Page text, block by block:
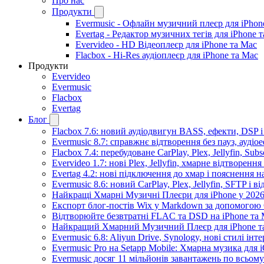
Продукти
Evermusic - Офлайн музичний плеєр для
Evertag - Редактор музичних тегів для iPhone
Evervideo - HD Відеоплеєр для iPhone та Mac
Flacbox - Hi-Res аудіоплеєр для iPhone та Mac
Продукти
Evervideo
Evermusic
Flacbox
Evertag
Блог
Flacbox 7.6: новий аудіодвигун BASS, ефекти, DSP
Evermusic 8.7: справжнє відтворення без пауз,
Flacbox 7.4: перебудоване CarPlay, Plex, Jellyfin,
Evervideo 1.7: нові Plex, Jellyfin, хмарне відтворення
Evertag 4.2: нові підключення до хмар і пояснення
Evermusic 8.6: новий CarPlay, Plex, Jellyfin, SFTP і
Найкращі Хмарні Музичні Плеєри для iPhone у
Експорт блог-постів Wix у Markdown за
Відтворюйте безвтратні FLAC та DSD на iPhone та
Найкращий Хмарний Музичний Плеєр для iPhone
Evermusic 6.8: Aliyun Drive, Synology, нові стилі
Evermusic Pro на Setapp Mobile: Хмарна музика для
Evermusic досяг 11 мільйонів завантажень по всьому